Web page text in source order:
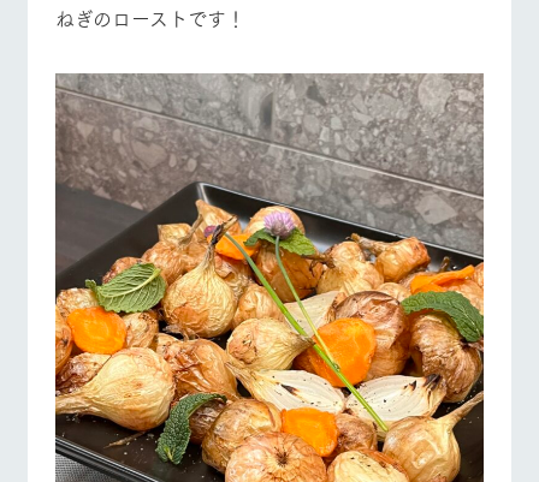
間・料金
交通アク
セス
よくいた
だく質問
団体のお
客様へ
ペットを
お連れの
フラワー
花のある美しい
自然環境の中、
季節の移り変わ
りを存分に味わ
う
触れて、感じ
て、学ぶ。館ヶ
森の雄大な自然
なかで動物とふ
れあう
体験
ツリーハウスや
各種体験教室な
ど、楽しみなが
ら学べる様々な
アクティビティ
レストラ
ン
牧場の生産品を
知り尽くした料
理人が腕を振
い、ビュッフェ
スタイルで提供
ショップ
／お買い
物
丹精込めて育て
た生産品をはじ
め、牧場産の逸
品を取り揃えた
店舗
牧場マッ
プ
牧場マップのダ
ウンロード
ArkFarm Wedding
お知らせ
ブログ
お問い合わせ・資料請求
生産品カタログ・資料DL
English (Google Translate)
ネットショップ
イベント/フェア レストラン/BBQ フラワーガーデン
動物とふれあう アクティビティ/体験 ショップ/お買い物
牧場マップを見る 周遊バス
ねぎのローストです！